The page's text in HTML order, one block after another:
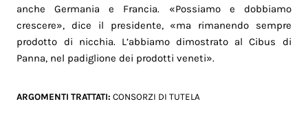
anche Germania e Francia. «Possiamo e dobbiamo
crescere», dice il presidente, «ma rimanendo sempre
prodotto di nicchia. L’abbiamo dimostrato al Cibus di
Panna, nel padiglione dei prodotti veneti».
ARGOMENTI TRATTATI:CONSORZI DI TUTELA